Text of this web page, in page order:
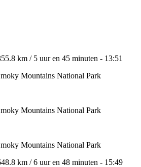
km / 5 uur en 45 minuten - 13:51
Mountains National Park
Mountains National Park
Mountains National Park
km /6 uur en 48 minuten - 15:49